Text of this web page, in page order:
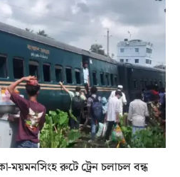
ময়মনসিংহ রুটে ট্রেন চলাচল বন্ধ